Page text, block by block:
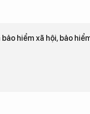
hiểm xã hội, bảo